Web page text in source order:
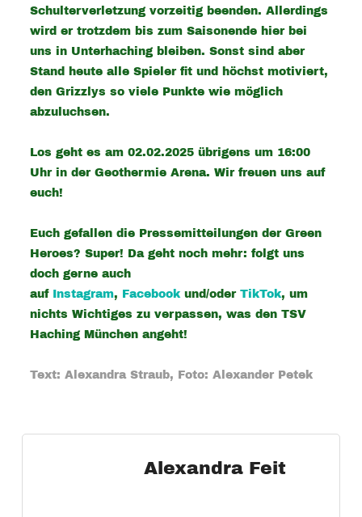
Schulterverletzung vorzeitig beenden. Allerdings
wird er trotzdem bis zum Saisonende hier bei
uns in Unterhaching bleiben. Sonst sind aber
Stand heute alle Spieler fit und höchst motiviert,
den Grizzlys so viele Punkte wie möglich
abzuluchsen.
Los geht es am 02.02.2025 übrigens um 16:00
Uhr in der Geothermie Arena. Wir freuen uns auf
euch!
Euch gefallen die Pressemitteilungen der Green
Heroes? Super! Da geht noch mehr: folgt uns
doch gerne auch
auf Instagram, Facebook und/oder TikTok, um
nichts Wichtiges zu verpassen, was den TSV
Haching München angeht!
Text: Alexandra Straub, Foto: Alexander Petek
Alexandra Feit